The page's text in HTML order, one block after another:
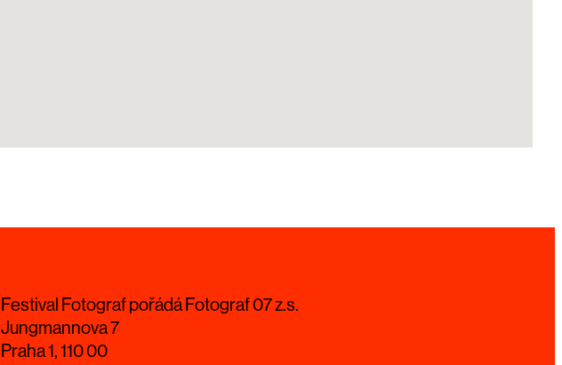
Festival Fotograf pořádá Fotograf 07 z.s.
Jungmannova 7
Praha 1, 110 00